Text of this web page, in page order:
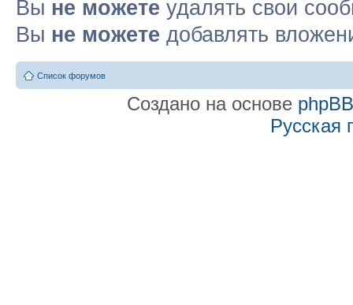
Вы не можете удалять свои
Вы не можете добавлять
Список форумов
Создано на основе phpBB
Русская